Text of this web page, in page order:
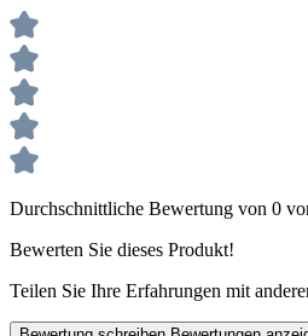
Durchschnittliche Bewertung von 0
Bewerten Sie dieses Produkt!
Teilen Sie Ihre Erfahrungen mit